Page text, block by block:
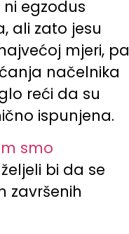
ni egzodus
ali zato jesu
mjeri, pa
načelnika
reći da su
ispunjena.
smo
bi da se
završenih